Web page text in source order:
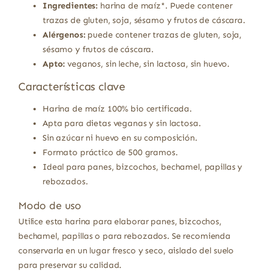
Ingredientes: harina de maíz*. Puede contener
trazas de gluten, soja, sésamo y frutos de cáscara.
Alérgenos:puede contener trazas de gluten, soja,
sésamo y frutos de cáscara.
Apto: veganos, sin leche, sin lactosa, sin huevo.
Características clave
Harina de maíz 100% bio certificada.
Apta para dietas veganas y sin lactosa.
Sin azúcar ni huevo en su composición.
Formato práctico de 500 gramos.
Ideal para panes, bizcochos, bechamel, papillas y
rebozados.
Modo de uso
Utilice esta harina para elaborar panes, bizcochos,
bechamel, papillas o para rebozados. Se recomienda
conservarla en un lugar fresco y seco, aislado del suelo
para preservar su calidad.